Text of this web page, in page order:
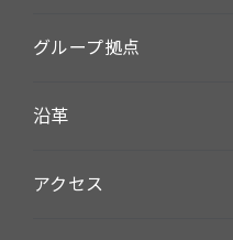
グループ拠点
沿革
アクセス